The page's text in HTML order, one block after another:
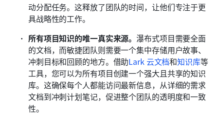
动分配任务。这释放了团队的时间，让他们专注于更
具战略性的工作。
所有项目知识的唯一真实来源。 瀑布式项目需要全面
的文档，而敏捷团队则需要一个集中存储用户故事、
冲刺目标和回顾的地方。借助Lark 云文档和知识库等
工具，您可以为所有项目创建一个强大且共享的知识
库。这确保每个人都能访问最新信息，从详细的需求
文档到冲刺计划笔记，促进整个团队的透明度和一致
性。